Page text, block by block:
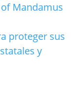
Mandamus
proteger sus
y